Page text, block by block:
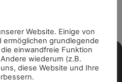
Website. Einige von
ermöglichen grundlegende
einwandfreie Funktion
wiederum (z.B.
diese Website und Ihre